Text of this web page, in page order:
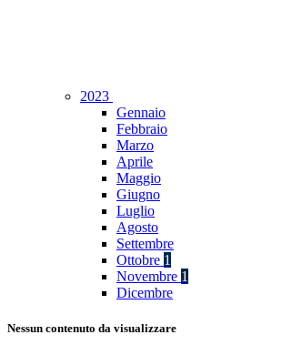
2023
Gennaio
Febbraio
Marzo
Aprile
Maggio
Giugno
Luglio
Agosto
Settembre
Ottobre 1
Novembre 1
Dicembre
Nessun contenuto da visualizzare